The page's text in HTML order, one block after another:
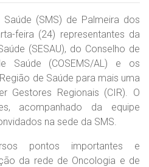
(SMS) de Palmeira dos
feira (24) representantes da
(SESAU), do Conselho de
Saúde (COSEMS/AL) e os
de Saúde para mais uma
Gestores Regionais (CIR). O
acompanhado da equipe
na sede da SMS.
pontos importantes e
da rede de Oncologia e de